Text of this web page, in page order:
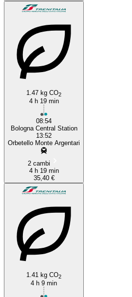
1.47 kg CO2
4 h 19 min
08:54
Bologna Central Station
13:52
Orbetello Monte Argentari
2 cambi
4 h 19 min
35,40 €
1.41 kg CO2
4 h 9 min